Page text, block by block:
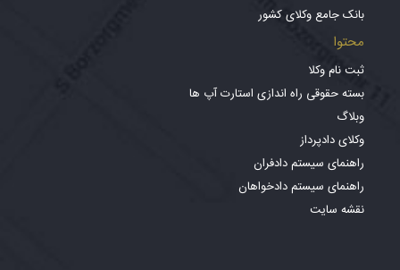
بانک جامع وکلای کشور
محتوا
ثبت نام وکلا
بسته حقوقی راه اندازی استارت آپ ها
وبلاگ
وکلای دادپرداز
راهنمای سیستم دادفران
راهنمای سیستم دادخواهان
نقشه سایت